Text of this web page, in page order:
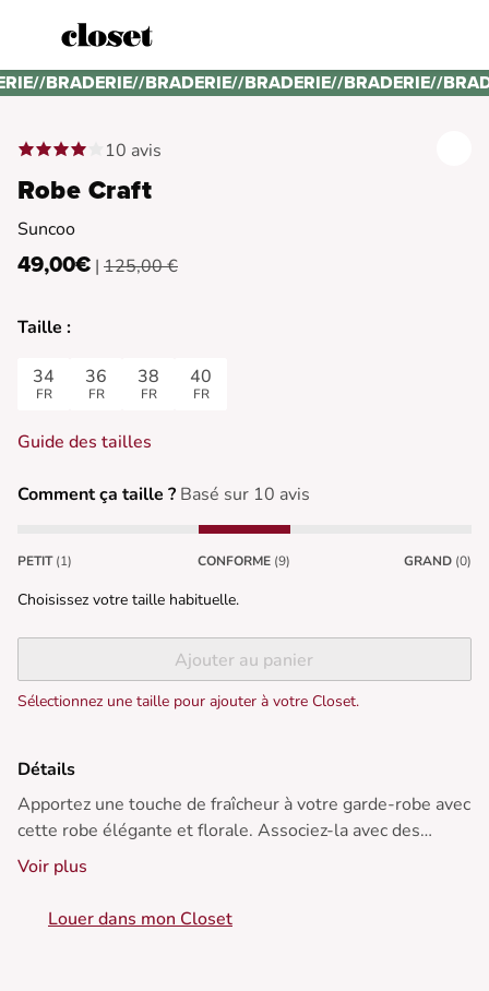
//BRADERIE//BRADERIE//BRADERIE//BRADERIE//
10 avis
Robe Craft
Suncoo
49,00€ | 125,00 €
Taille :
34
FR
36
FR
38
FR
40
FR
Guide des tailles
Comment ça taille ? Basé sur 10 avis
PETIT (1) CONFORME (9) GRAND (0)
Choisissez votre taille habituelle.
Ajouter au panier
Sélectionnez une taille pour ajouter à votre Closet.
Détails
Apportez une touche de fraîcheur à votre garde-robe avec
cette robe élégante et florale. Associez-la avec des
bottines noires et une veste en cuir pour un look hivernal
tendance et confortable.
Voir plus
Louer dans mon Closet